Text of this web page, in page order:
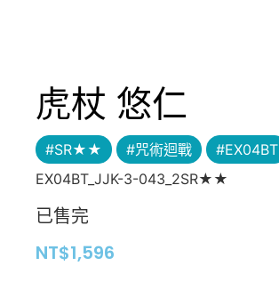
虎杖 悠仁
#SR★★ #咒術迴戰
#EX04BT
EX04BT_JJK-3-043_2SR★★
已售完
NT$1,596